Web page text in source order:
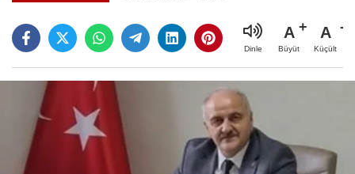
Dinle
A
Büyüt
A
Küçült